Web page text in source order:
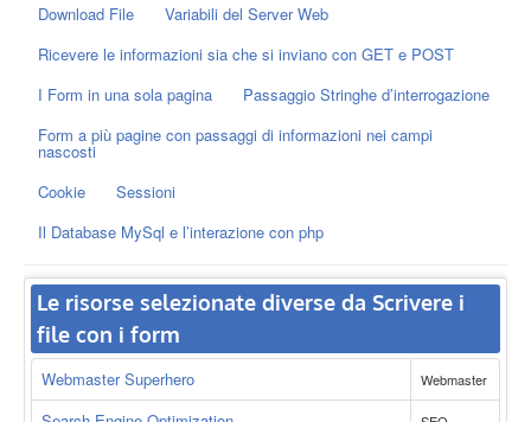
Download File
Variabili del Server Web
Ricevere le informazioni sia che si inviano con GET e POST
I Form in una sola pagina
Passaggio Stringhe d’interrogazione
Form a più pagine con passaggi di informazioni nei campi
nascosti
Cookie
Sessioni
Il Database MySql e l’interazione con php
Le risorse selezionate diverse da Scrivere i
file con i form
Webmaster Superhero Webmaster